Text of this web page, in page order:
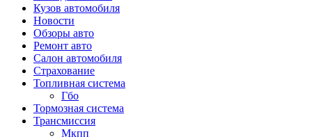
Кузов автомобиля
Новости
Обзоры авто
Ремонт авто
Салон автомобиля
Страхование
Топливная система
Гбо
Тормозная система
Трансмиссия
Мкпп